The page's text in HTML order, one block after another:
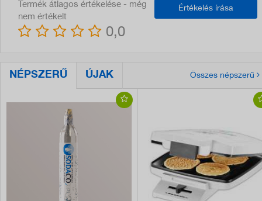
Értékelés írása
Termék átlagos értékelése - még
nem értékelt
0,0
NÉPSZERŰ ÚJAK Összes népszerű